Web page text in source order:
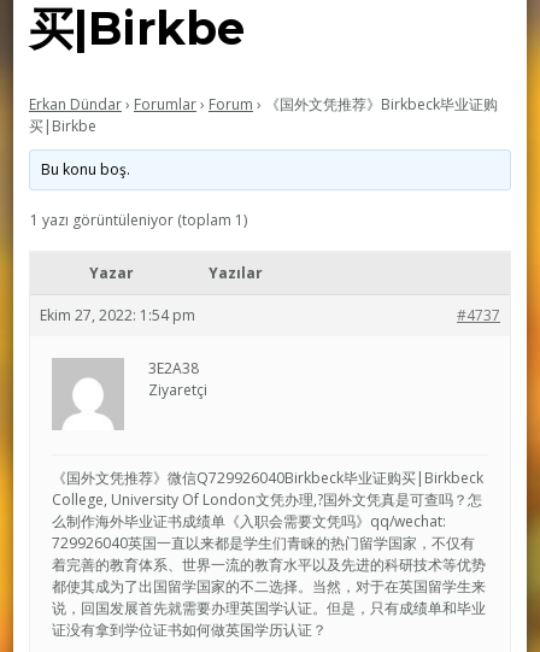
买|Birkbe
Erkan Dündar› Forumlar› Forum ›
《国外文凭推荐》Birkbeck毕业证购
买|Birkbe
Bu konu boş.
1 yazı görüntüleniyor (toplam 1)
Yazar Yazılar
Ekim 27, 2022: 1:54 pm #4737
3E2A38
Ziyaretçi
《国外文凭推荐》微信Q729926040Birkbeck毕业证购买|Birkbeck
College, University Of London文凭办理,?国外文凭真是可查吗？怎
么制作海外毕业证书成绩单《入职会需要文凭吗》qq/wechat:
729926040英国一直以来都是学生们青睐的热门留学国家，不仅有
着完善的教育体系、世界一流的教育水平以及先进的科研技术等优势
都使其成为了出国留学国家的不二选择。当然，对于在英国留学生来
说，回国发展首先就需要办理英国学认证。但是，只有成绩单和毕业
证没有拿到学位证书如何做英国学历认证？